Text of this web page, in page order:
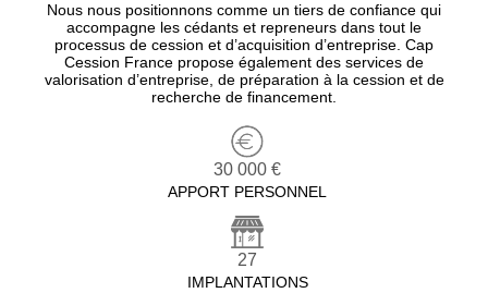
Nous nous positionnons comme un tiers de confiance qui
accompagne les cédants et repreneurs dans tout le
processus de cession et d’acquisition d’entreprise. Cap
Cession France propose également des services de
valorisation d’entreprise, de préparation à la cession et de
recherche de financement.
30 000 €
APPORT PERSONNEL
27
IMPLANTATIONS